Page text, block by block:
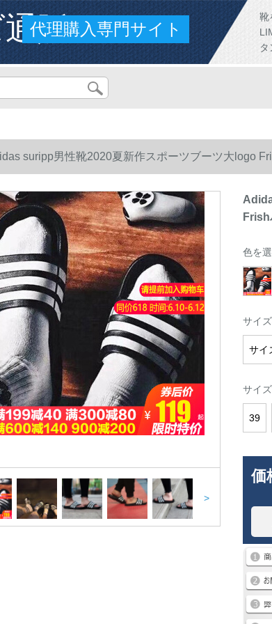
販
代理購入専門サイト
靴
タ
suripp男性靴2020夏新作スポーツブーツ大logo
>
Frish
色を
サイ
サイ
サイ
39
価